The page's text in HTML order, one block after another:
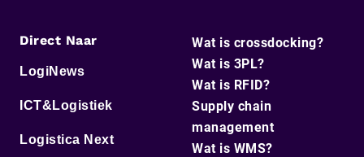
Direct Naar
LogiNews
ICT&Logistiek
Logistica Next
Wat is crossdocking?
Wat is 3PL?
Wat is RFID?
Supply chain
management
Wat is WMS?